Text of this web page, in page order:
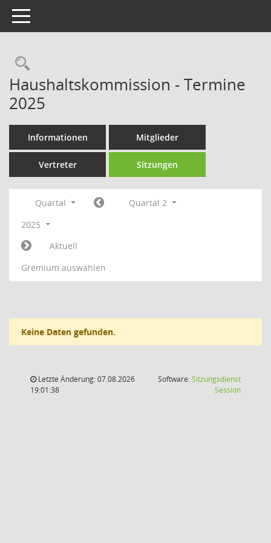
Toggle navigation
Rechercheauswahl
Haushaltskommission - Termine
2025
Informationen Mitglieder
Vertreter Sitzungen
Quartal
Quartal 2
2025
Aktuell
Gremium auswählen
Keine Daten gefunden.
Letzte Änderung: 07.08.2026
19:01:38
Software:Sitzungsdienst
Session(Wird in